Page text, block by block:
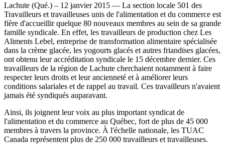
Lachute (Qué.) – 12 janvier 2015 — La section locale 501 des
Travailleurs et travailleuses unis de l'alimentation et du commerce est
fière d'accueillir quelque 80 nouveaux membres au sein de sa grande
famille syndicale. En effet, les travailleurs de production chez Les
Aliments Lebel, entreprise de transformation alimentaire spécialisée
dans la crème glacée, les yogourts glacés et autres friandises glacées,
ont obtenu leur accréditation syndicale le 15 décembre dernier. Ces
travailleurs de la région de Lachute cherchaient notamment à faire
respecter leurs droits et leur ancienneté et à améliorer leurs
conditions salariales et de rappel au travail. Ces travailleurs n'avaient
jamais été syndiqués auparavant.
Ainsi, ils joignent leur voix au plus important syndicat de
l'alimentation et du commerce au Québec, fort de plus de 45 000
membres à travers la province. À l'échelle nationale, les TUAC
Canada représentent plus de 250 000 travailleurs et travailleuses.